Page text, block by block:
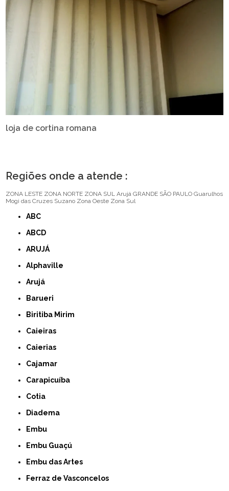
loja de cortina romana
Regiões onde a atende :
ZONA LESTE ZONA NORTE ZONA SUL Arujá GRANDE SÃO PAULO Guarulhos
Mogi das Cruzes Suzano Zona Oeste Zona Sul
ABC
ABCD
ARUJÁ
Alphaville
Arujá
Barueri
Biritiba Mirim
Caieiras
Caierias
Cajamar
Carapicuíba
Cotia
Diadema
Embu
Embu Guaçú
Embu das Artes
Ferraz de Vasconcelos